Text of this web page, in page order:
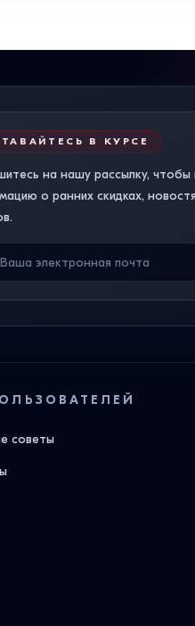
В КУРСЕ
на нашу рассылку, чтобы
о ранних скидках,
советы